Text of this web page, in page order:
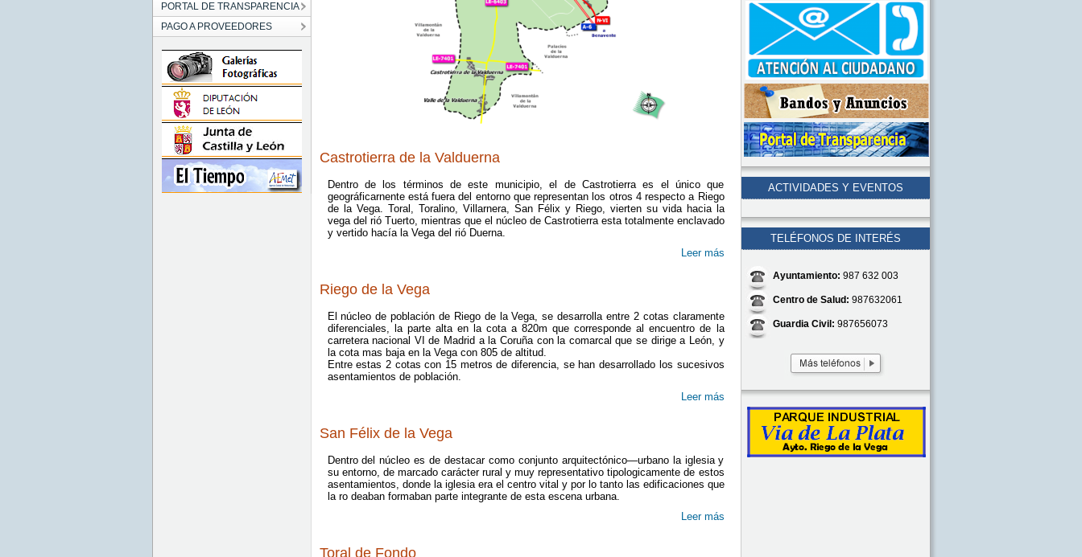
PORTAL DE TRANSPARENCIA
PAGO A PROVEEDORES
Castrotierra de la Valduerna
Dentro de los términos de este municipio, el de Castrotierra es el único que
geográficarnente está fuera del entorno que representan los otros 4 respecto a Riego
de la Vega. Toral, Toralino, Villarnera, San Félix y Riego, vierten su vida hacia la
vega del rió Tuerto, mientras que el núcleo de Castrotierra esta totalmente enclavado
y vertido hacía la Vega del rió Duerna.
Leer más
Riego de la Vega
El núcleo de población de Riego de la Vega, se desarrolla entre 2 cotas claramente
diferenciales, la parte alta en la cota a 820m que corresponde al encuentro de la
carretera nacional VI de Madrid a la Coruña con la comarcal que se dirige a León, y
la cota mas baja en la Vega con 805 de altitud.
Entre estas 2 cotas con 15 metros de diferencia, se han desarrollado los sucesivos
asentamientos de población.
Leer más
San Félix de la Vega
Dentro del núcleo es de destacar como conjunto arquitectónico—urbano la iglesia y
su entorno, de marcado carácter rural y muy representativo tipologicamente de estos
asentamientos, donde la iglesia era el centro vital y por lo tanto las edificaciones que
la ro deaban formaban parte integrante de esta escena urbana.
Leer más
Toral de Fondo
ACTIVIDADES Y EVENTOS
TELÉFONOS DE INTERÉS
Ayuntamiento: 987 632 003
Centro de Salud: 987632061
Guardia Civil: 987656073